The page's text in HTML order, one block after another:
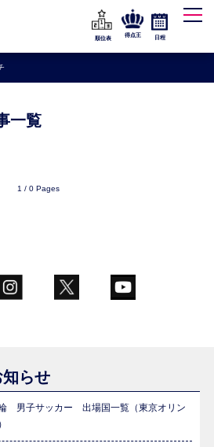
順位表
得点王 日程
一覧
1 / 0 Pages
らせ
男子サッカー 出場国一覧（東京オリン